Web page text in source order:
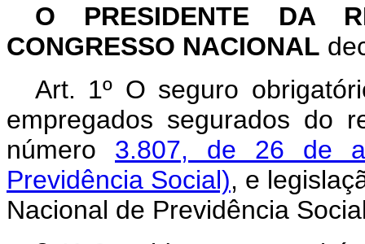
O PRESIDENTE DA
CONGRESSO NACIONAL
Art. 1º O seguro
empregados segurados do
número 3.807, de 26 de
Previdência Social), e
Nacional de Previdência